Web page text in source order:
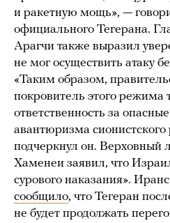
и ракетную мощь», —
официального Тегерана.
Арагчи также выразил
не мог осуществить атаку
«Таким образом,
покровитель этого режима
ответственность за
авантюризма
подчеркнул он.
Хаменеи заявил, что
сурового наказания».
сообщило, что Тегеран
не будет продолжать